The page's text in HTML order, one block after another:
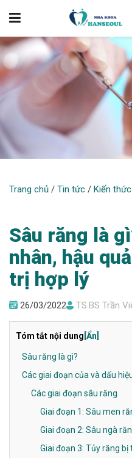
Trang chủ / Tin tức / Kiến
Sâu răng là
nhân, hậu
trị hợp lý
26/03/2022 TS.BS Trần
Tóm tắt nội dung [Ẩn]
Sâu răng là gì?
Các giai đoạn của và dấu
Các giai đoạn sâu răng
Giai đoạn 1: Sâu men
Giai đoạn 2: Sâu ngà
Giai đoạn 3: Tủy răng